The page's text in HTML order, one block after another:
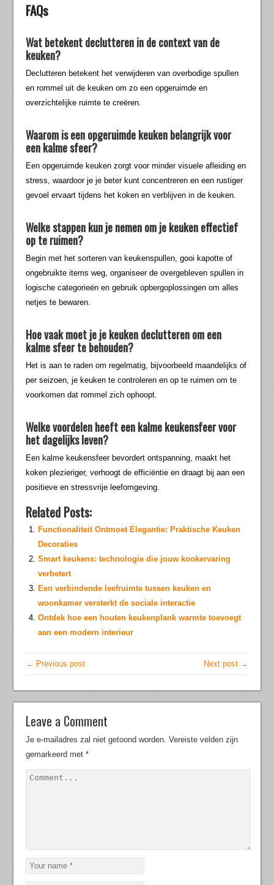
FAQs
Wat betekent declutteren in de context van de
keuken?
Declutteren betekent het verwijderen van overbodige spullen
en rommel uit de keuken om zo een opgeruimde en
overzichtelijke ruimte te creëren.
Waarom is een opgeruimde keuken belangrijk voor
een kalme sfeer?
Een opgeruimde keuken zorgt voor minder visuele afleiding en
stress, waardoor je je beter kunt concentreren en een rustiger
gevoel ervaart tijdens het koken en verblijven in de keuken.
Welke stappen kun je nemen om je keuken effectief
op te ruimen?
Begin met het sorteren van keukenspullen, gooi kapotte of
ongebruikte items weg, organiseer de overgebleven spullen in
logische categorieën en gebruik opbergoplossingen om alles
netjes te bewaren.
Hoe vaak moet je je keuken declutteren om een
kalme sfeer te behouden?
Het is aan te raden om regelmatig, bijvoorbeeld maandelijks of
per seizoen, je keuken te controleren en op te ruimen om te
voorkomen dat rommel zich ophoopt.
Welke voordelen heeft een kalme keukensfeer voor
het dagelijks leven?
Een kalme keukensfeer bevordert ontspanning, maakt het
koken plezieriger, verhoogt de efficiëntie en draagt bij aan een
positieve en stressvrije leefomgeving.
Related Posts:
Functionaliteit Ontmoet Elegantie: Praktische Keuken
Decoraties
Smart keukens: technologie die jouw kookervaring
verbetert
Een verbindende leefruimte tussen keuken en
woonkamer versterkt de sociale interactie
Ontdek hoe een houten keukenplank warmte toevoegt
aan een modern interieur
← Previous post Next post →
Leave a Comment
Je e-mailadres zal niet getoond worden. Vereiste velden zijn
gemarkeerd met*